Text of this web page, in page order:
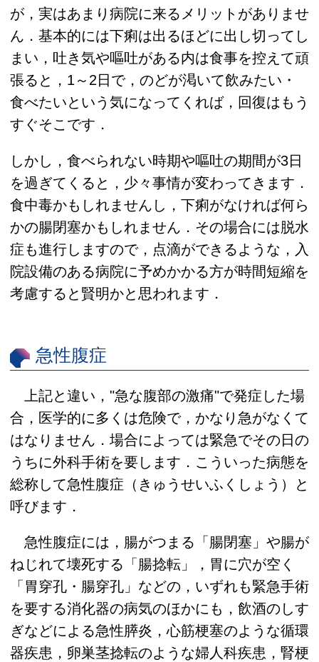
が，実はあまり病院に来るメリットがありませ
ん．基本的には下痢は出るほどに出し切ってし
まい，吐き気や嘔吐がある内は食事を控えて頑
張ると，1～2日で，のどが渇いて飲みたい・
食べたいという気になってくれば，回復はもう
すぐそこです．
しかし，食べられない時期や嘔吐の期間が3日
を過ぎてくると，少々事情が変わってきます．
食中毒かもしれませんし，下痢がなければ何ら
かの腸閉塞かもしれません．その場合には脱水
症も進行しますので，点滴ができるような，入
院設備のある病院に予めかかる方が時間短縮を
考慮すると賢明かと思われます．
急性腹症
上記と違い，"急な腹部の激痛"で発症した場
合，医学的に多くは危険で，かなり急がなくて
はなりません．場合によっては緊急でその日の
うちに外科手術を要します．こういった病態を
総称して急性腹症（きゅうせいふくしょう）と
呼びます．
急性腹症には，腸がつまる「腸閉塞」や腸が
ねじれて壊死する「腸捻転」，胃に穴が空く
「胃穿孔・腸穿孔」などの，いずれも緊急手術
を要する消化器の病気のほかにも，飲酒のしす
ぎなどによる急性膵炎，心筋梗塞のような循環
器疾患，卵巣茎捻転のような婦人科疾患，腎梗